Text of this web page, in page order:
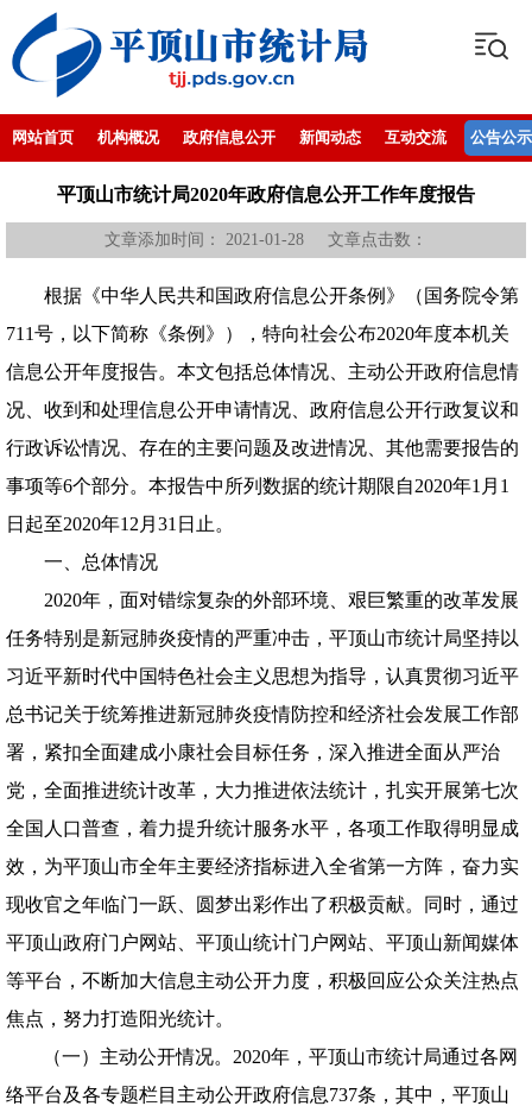
网站首页 机构概况 政府信息公开 新闻动态 互动交流 公告公示
平顶山市统计局2020年政府信息公开工作年度报告
文章添加时间： 2021-01-28 文章点击数：
根据《中华人民共和国政府信息公开条例》（国务院令第
711号，以下简称《条例》），特向社会公布2020年度本机关
信息公开年度报告。本文包括总体情况、主动公开政府信息情
况、收到和处理信息公开申请情况、政府信息公开行政复议和
行政诉讼情况、存在的主要问题及改进情况、其他需要报告的
事项等6个部分。本报告中所列数据的统计期限自2020年1月1
日起至2020年12月31日止。
一、总体情况
2020年，面对错综复杂的外部环境、艰巨繁重的改革发展
任务特别是新冠肺炎疫情的严重冲击，平顶山市统计局坚持以
习近平新时代中国特色社会主义思想为指导，认真贯彻习近平
总书记关于统筹推进新冠肺炎疫情防控和经济社会发展工作部
署，紧扣全面建成小康社会目标任务，深入推进全面从严治
党，全面推进统计改革，大力推进依法统计，扎实开展第七次
全国人口普查，着力提升统计服务水平，各项工作取得明显成
效，为平顶山市全年主要经济指标进入全省第一方阵，奋力实
现收官之年临门一跃、圆梦出彩作出了积极贡献。同时，通过
平顶山政府门户网站、平顶山统计门户网站、平顶山新闻媒体
等平台，不断加大信息主动公开力度，积极回应公众关注热点
焦点，努力打造阳光统计。
（一）主动公开情况。 2020年，平顶山市统计局通过各网
络平台及各专题栏目主动公开政府信息737条，其中，平顶山